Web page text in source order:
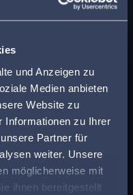
und Anzeigen zu
Medien anbieten
Website zu
Informationen zu Ihrer
Partner für
weiter. Unsere
möglicherweise mit
ihnen bereitgestellt
IX
§ 96 Abs. 8
des
der
Die zur
sind
in
um beim Lesen
zu bekommen.